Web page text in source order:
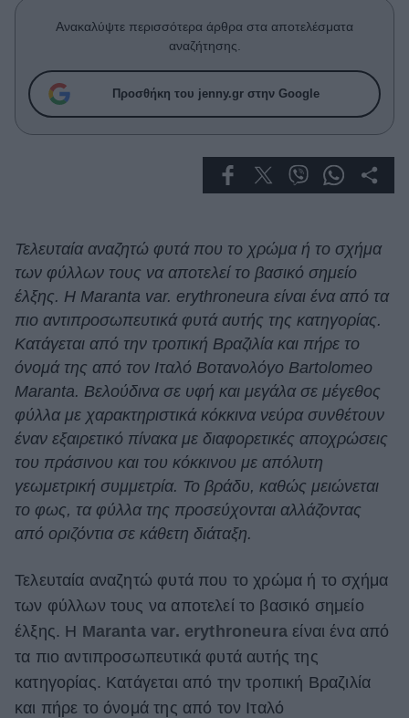
Πρόσωπα
Συνεντεύξεις
Who
True Stories
Living
Deco
Cooking
Green
Αφιερώματα
ΒΟΞ
Women's Forum
Hautes Grecians
Ανακαλύψτε περισσότερα άρθρα στα αποτελέσματα
αναζήτησης.
Προσθήκη του jenny.gr στην Google
Τελευταία αναζητώ φυτά που το χρώμα ή το σχήμα
των φύλλων τους να αποτελεί το βασικό σημείο
έλξης. H Μaranta var. erythroneura είναι ένα από τα
πιο αντιπροσωπευτικά φυτά αυτής της κατηγορίας.
Κατάγεται από την τροπική Βραζιλία και πήρε το
όνομά της από τον Ιταλό Βοτανολόγο Bartolomeo
Maranta. Βελούδινα σε υφή και μεγάλα σε μέγεθος
φύλλα με χαρακτηριστικά κόκκινα νεύρα συνθέτουν
έναν εξαιρετικό πίνακα με διαφορετικές αποχρώσεις
του πράσινου και του κόκκινου με απόλυτη
γεωμετρική συμμετρία. Το βράδυ, καθώς μειώνεται
το φως, τα φύλλα της προσεύχονται αλλάζοντας
από οριζόντια σε κάθετη διάταξη.
Τελευταία αναζητώ φυτά που το χρώμα ή το σχήμα
των φύλλων τους να αποτελεί το βασικό σημείο
έλξης. H Μaranta var. erythroneura είναι ένα από
τα πιο αντιπροσωπευτικά φυτά αυτής της
κατηγορίας. Κατάγεται από την τροπική Βραζιλία
και πήρε το όνομά της από τον Ιταλό